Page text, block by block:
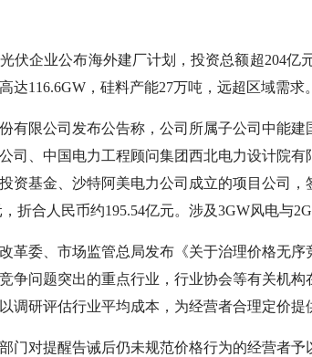
伏企业公布海外建厂计划，投资总额超204亿
达116.6GW，硅料产能27万吨，远超区域需求。
有限公司发布公告称，公司所属子公司中能建
司、中国电力工程顾问集团西北电力设计院
资基金、沙特阿美电力公司成立的项目公司，
折合人民币约195.54亿元。涉及3GW风电与
革委、市场监管总局发布《关于治理价格无序
争问题突出的重点行业，行业协会等有关机构
调研评估行业平均成本，为经营者合理定价提
门对提醒告诫后仍未规范价格行为的经营者